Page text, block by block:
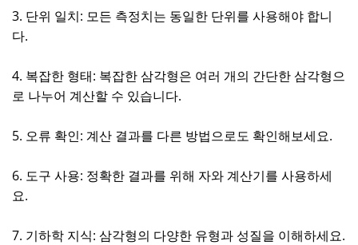
3. 단위 일치: 모든 측정치는 동일한 단위를 사용해야 합니
다.
4. 복잡한 형태: 복잡한 삼각형은 여러 개의 간단한 삼각형으
로 나누어 계산할 수 있습니다.
5. 오류 확인: 계산 결과를 다른 방법으로도 확인해보세요.
6. 도구 사용: 정확한 결과를 위해 자와 계산기를 사용하세
요.
7. 기하학 지식: 삼각형의 다양한 유형과 성질을 이해하세요.